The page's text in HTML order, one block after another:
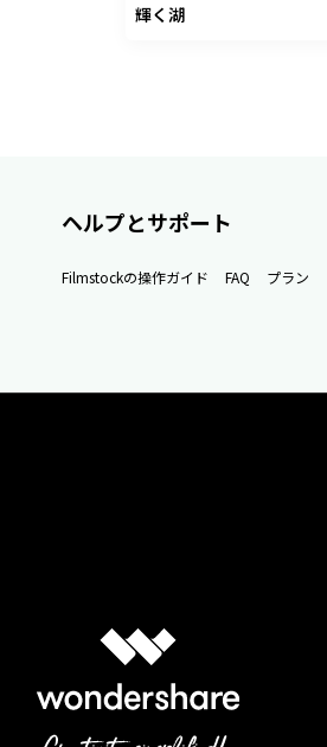
輝く湖
ヘルプとサポート
Filmstockの操作ガイド FAQ プラン